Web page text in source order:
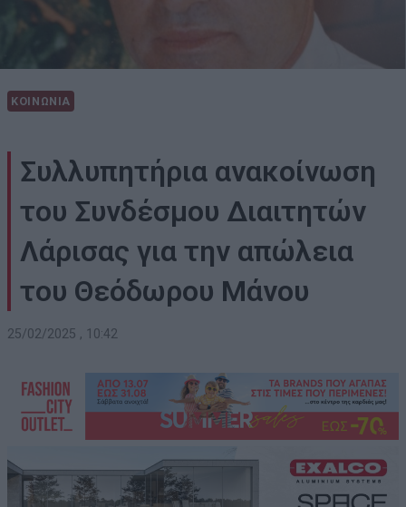
ΚΟΙΝΩΝΙΑ
Συλλυπητήρια ανακοίνωση
του Συνδέσμου Διαιτητών
Λάρισας για την απώλεια
του Θεόδωρου Μάνου
25/02/2025 , 10:42